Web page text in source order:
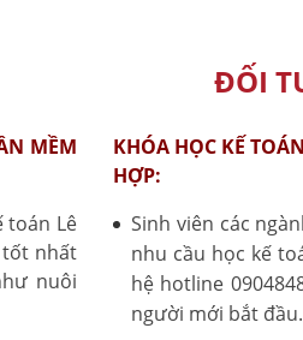
MỀM
toán Lê
tốt nhất
nuôi
ĐỐI
KHÓA HỌC KẾ
HỢP:
Sinh viên các
nhu cầu học kế
hệ hotline
người mới bắt đầu.